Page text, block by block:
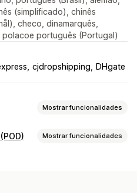
(simplificado), chinês
checo, dinamarquês,
português (Portugal)
cjdropshipping DHgate
Mostrar funcionalidades
Mostrar funcionalidades